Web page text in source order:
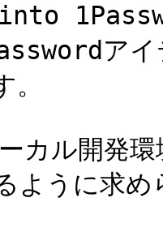
ア
カル開発
ように求め